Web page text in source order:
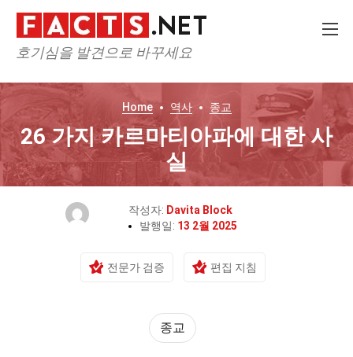
호기심을 발견으로 바꾸세요
Home 역사 종교
26 가지 카르마티아파에 대한 사
실
작성자: Davita Block
발행일: 13 2월 2025
전문가 검증 편집 지침
종교